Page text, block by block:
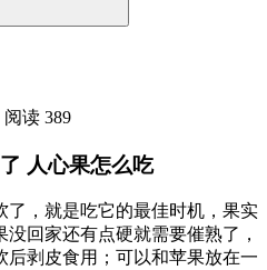
阅读 389
人心果怎么吃
了，就是吃它的最佳时机，果实
回家还有点硬就需要催熟了，
剥皮食用；可以和苹果放在一